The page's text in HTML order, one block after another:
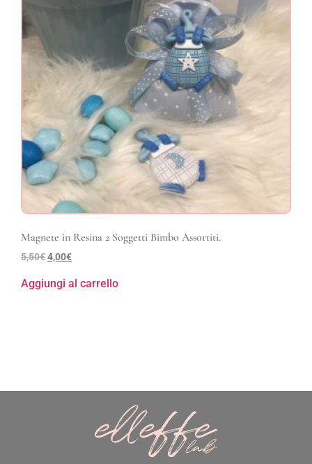
Magnete in Resina 2 Soggetti Bimbo Assortiti.
5,50€4,00€
Aggiungi al carrello